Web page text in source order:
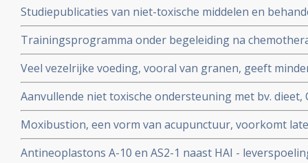
Studiepublicaties van niet-toxische middelen en
arts-bioloog drs. Engelbert Valstar, gerelateerd aan
Trainingsprogramma onder begeleiding na
langere kankervrije overleving bij
fase III studie
Veel vezelrijke voeding, vooral van granen, geeft
overleving en betere specifieke overleving van
met weinig vezelrijke voeding.
Aanvullende niet toxische ondersteuning met bv.
yoga enz. naast reguliere behandelingen bij
overlijden met 26 procent op 5 jaar.
Moxibustion, een vorm van acupunctuur, voorkomt
irinotecan veroorzaakt bij patienten met gevorderde
Antineoplastons A-10 en AS2-1 naast HAI -